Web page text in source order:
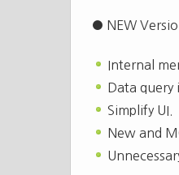
● NEW
Internal
Data query
Simplify UI.
New and